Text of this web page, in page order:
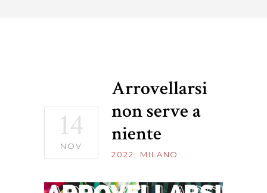
14
NOV
Arrovellarsi
non serve a
niente
2022 MILANO